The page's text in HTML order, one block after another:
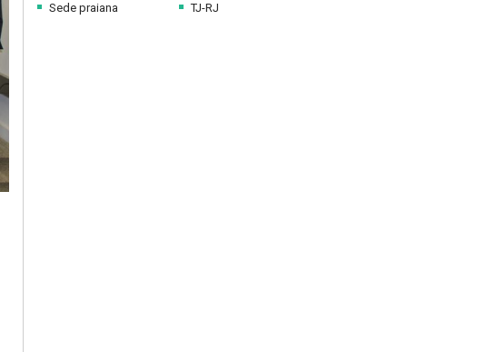
Sede praiana
TJ-RJ